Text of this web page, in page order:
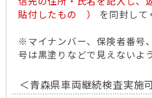
貼付したもの ）
を同封して
※マイナンバー、保険者番号
号は黒塗りなどで見えないよ
＜青森県車両継続検査実施